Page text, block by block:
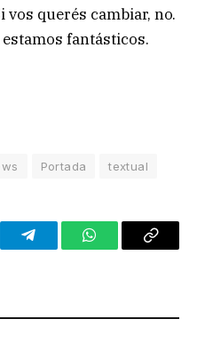
querés cambiar, no.
fantásticos.
Portada textual
TelegramWhatsAppCopy